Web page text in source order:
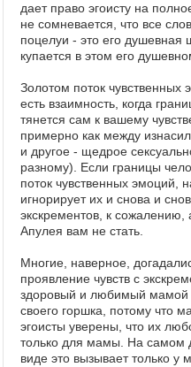
дает право эгоисту на
не сомневается, что все
поцелуи - это его душевная
купается в этом его
Золотом поток чувственных
есть взаимность, когда
тянется сам к вашему
примерно как между
и другое - щедрое
разному). Если границы
поток чувственных эмоций,
игнорирует их и снова и
экскрементов, к
Апулея вам не стать.
Многие, наверное,
проявление чувств с
здоровый и любимый
своего горшка, потому что
эгоисты уверены, что их
только для мамы. На самом
виде это вызывает только у